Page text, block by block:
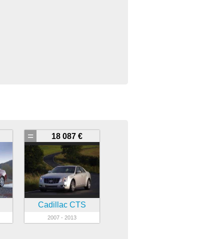
18 087 €
=
Cadillac CTS
2007 - 2013